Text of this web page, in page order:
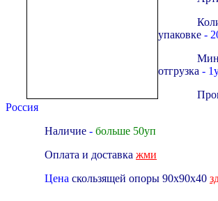
упаковке -
отгрузка -
Россия
Наличие - больше 50уп
Оплата и доставка жми
Цена скользящей опоры 90х90х40